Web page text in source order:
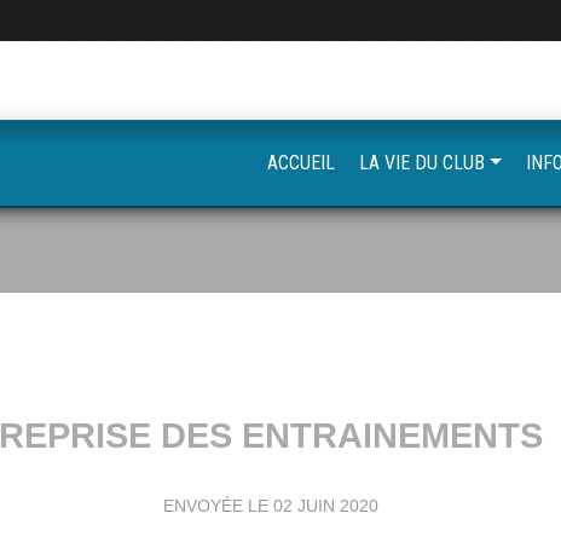
REPRISE DES ENTRAINEMENTS
ENVOYÉE LE 02 JUIN 2020
ACCUEIL LA VIE DU CLUB